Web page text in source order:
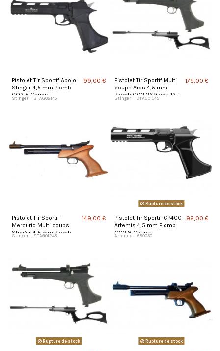
Pistolet Tir Sportif Apolo
Stinger 4,5 mm Plomb
CO2 8 Coups
Stinger STAG02145
99,00 €
Pistolet Tir Sportif Multi
coups Ares 4,5 mm
Plomb CO2 2X9 cps 12 J
Stinger STAG01345
179,00 €
Pistolet Tir Sportif
Mercurio Multi coups
Stinger 4,5 mm Plomb
CO2
Stinger STAG01245
149,00 €
Rupture de stock
Pistolet Tir Sportif CP400
Artemis 4,5 mm Plomb
CO2 8 Coups
Artemis 690030
99,00 €
Rupture de stock Rupture de stock